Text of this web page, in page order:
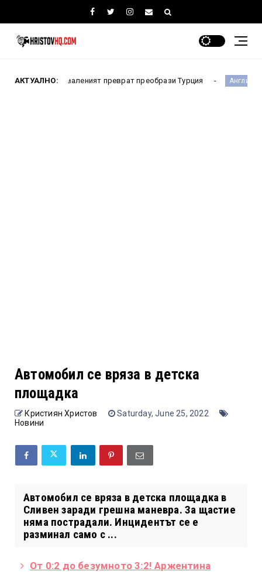
АКТУАЛНО:
проваленият преврат преобрази Турция Англия Испания
Автомобил се вряза в детска
площадка
Кристиян Христов
Saturday, June 25, 2022
Новини
Автомобил се вряза в детска площадка в
Сливен заради грешна маневра. За щастие
няма пострадали. Инцидентът се е
разминал само с ...
От 0:2 до безумното 3:2! Аржентина